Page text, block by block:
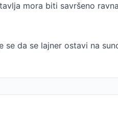
mora biti savršeno
se da se lajner ostavi na